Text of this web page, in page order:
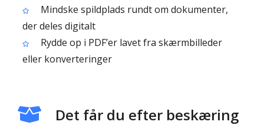
Mindske spildplads rundt om dokumenter,
der deles digitalt
Rydde op i PDF’er lavet fra skærmbilleder
eller konverteringer
Det får du efter beskæring